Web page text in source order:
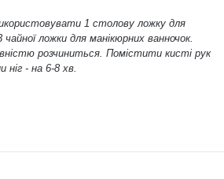
1 столову ложку для
ложки для манікюрних ванночок.
розчиниться. Помістити кисті рук
ніг - на 6-8 хв.